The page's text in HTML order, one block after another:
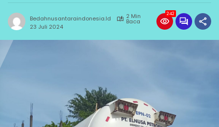
Bedahnusantaraindonesia.id 2 Min
Baca
23 Juli 2024
242